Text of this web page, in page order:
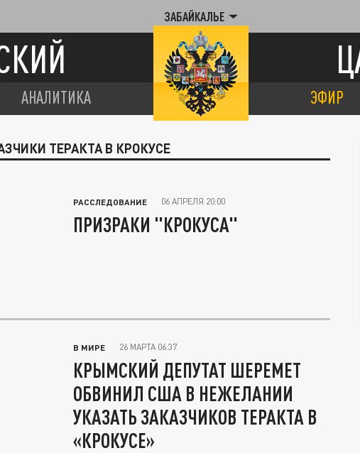
ЗАБАЙКАЛЬЕ
АНАЛИТИКА ЭФИР
ТЕРАКТА В КРОКУСЕ
РАССЛЕДОВАНИЕ 06 АПРЕЛЯ 20:00
ПРИЗРАКИ "КРОКУСА"
В МИРЕ 26 МАРТА 06:37
КРЫМСКИЙ ДЕПУТАТ ШЕРЕМЕТ
ОБВИНИЛ США В НЕЖЕЛАНИИ
УКАЗАТЬ ЗАКАЗЧИКОВ ТЕРАКТА В
«КРОКУСЕ»